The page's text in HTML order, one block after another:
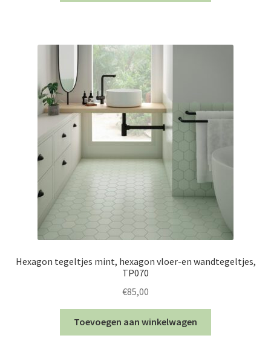
Hexagon tegeltjes mint, hexagon vloer-en wandtegeltjes,
TP070
€85,00
Toevoegen aan winkelwagen